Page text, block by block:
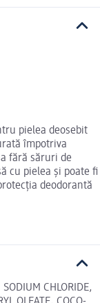
pielea deosebit
împotriva
fără săruri de
cu pielea și poate fi
deodorantă
CHLORIDE,